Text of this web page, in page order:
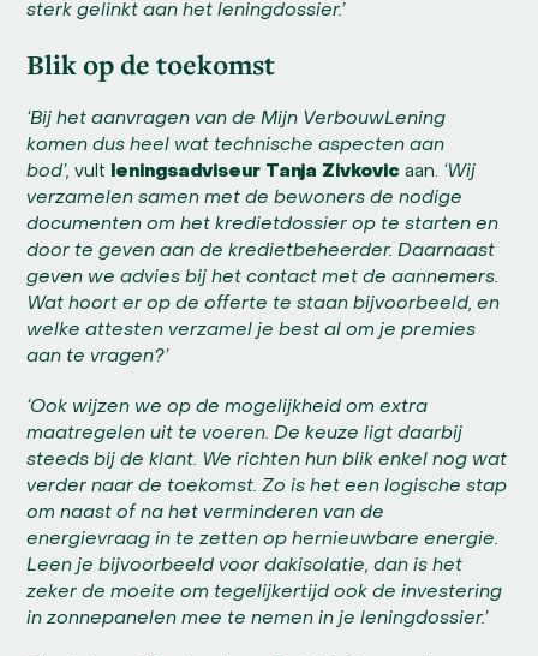
sterk gelinkt aan het leningdossier.’
Blik op de toekomst
‘Bij het aanvragen van de Mijn VerbouwLening
komen dus heel wat technische aspecten aan
bod’, vult leningsadviseur Tanja Zivkovic aan. ‘Wij
verzamelen samen met de bewoners de nodige
documenten om het kredietdossier op te starten en
door te geven aan de kredietbeheerder. Daarnaast
geven we advies bij het contact met de aannemers.
Wat hoort er op de offerte te staan bijvoorbeeld, en
welke attesten verzamel je best al om je premies
aan te vragen?’
‘Ook wijzen we op de mogelijkheid om extra
maatregelen uit te voeren. De keuze ligt daarbij
steeds bij de klant. We richten hun blik enkel nog wat
verder naar de toekomst. Zo is het een logische stap
om naast of na het verminderen van de
energievraag in te zetten op hernieuwbare energie.
Leen je bijvoorbeeld voor dakisolatie, dan is het
zeker de moeite om tegelijkertijd ook de investering
in zonnepanelen mee te nemen in je leningdossier.’